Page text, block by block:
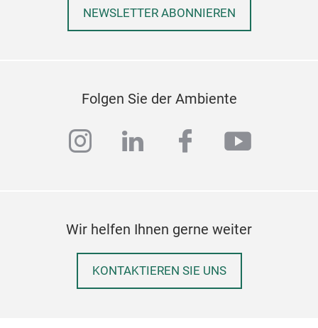
NEWSLETTER ABONNIEREN
Folgen Sie der Ambiente
instagram
linkedinfacebook
Wir helfen Ihnen gerne weiter
KONTAKTIEREN SIE UNS